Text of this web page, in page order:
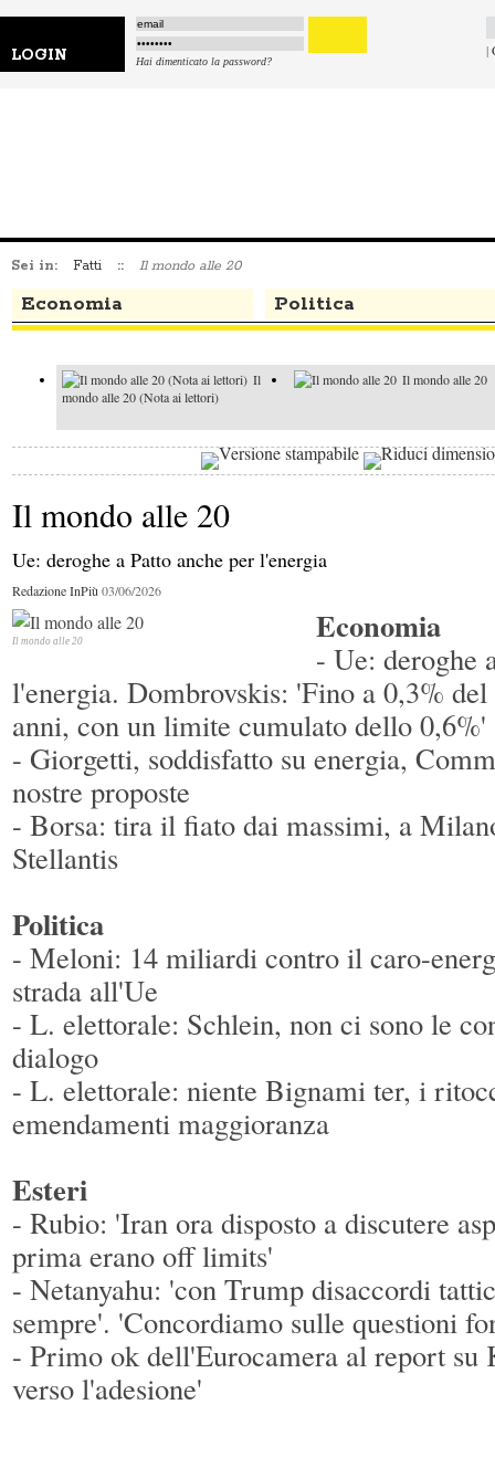
LOGIN Hai dimenticato la password?
|
Sei in: Fatti :: Il mondo alle 20
Economia Politica
Il
mondo alle 20 (Nota ai lettori)
Il mondo alle 20
Il mondo alle 20 Il mondo alle 20
Il mondo alle 20
Il mondo alle 20 Il mondo alle 20
Il mondo alle 20
Ue: deroghe a Patto anche per l'energia
Redazione InPiù 03/06/2026
Il mondo alle 20 Economia
- Ue: deroghe
l'energia. Dombrovskis: 'Fino a 0,3%
anni, con un limite cumulato dello 0,6%'
- Giorgetti, soddisfatto su energia,
nostre proposte
- Borsa: tira il fiato dai massimi, a
Stellantis
Politica
- Meloni: 14 miliardi contro il caro-
strada all'Ue
- L. elettorale: Schlein, non ci sono le
dialogo
- L. elettorale: niente Bignami ter, i
emendamenti maggioranza
Esteri
- Rubio: 'Iran ora disposto a discutere
prima erano off limits'
- Netanyahu: 'con Trump disaccordi
sempre'. 'Concordiamo sulle questioni
- Primo ok dell'Eurocamera al report su
verso l'adesione'